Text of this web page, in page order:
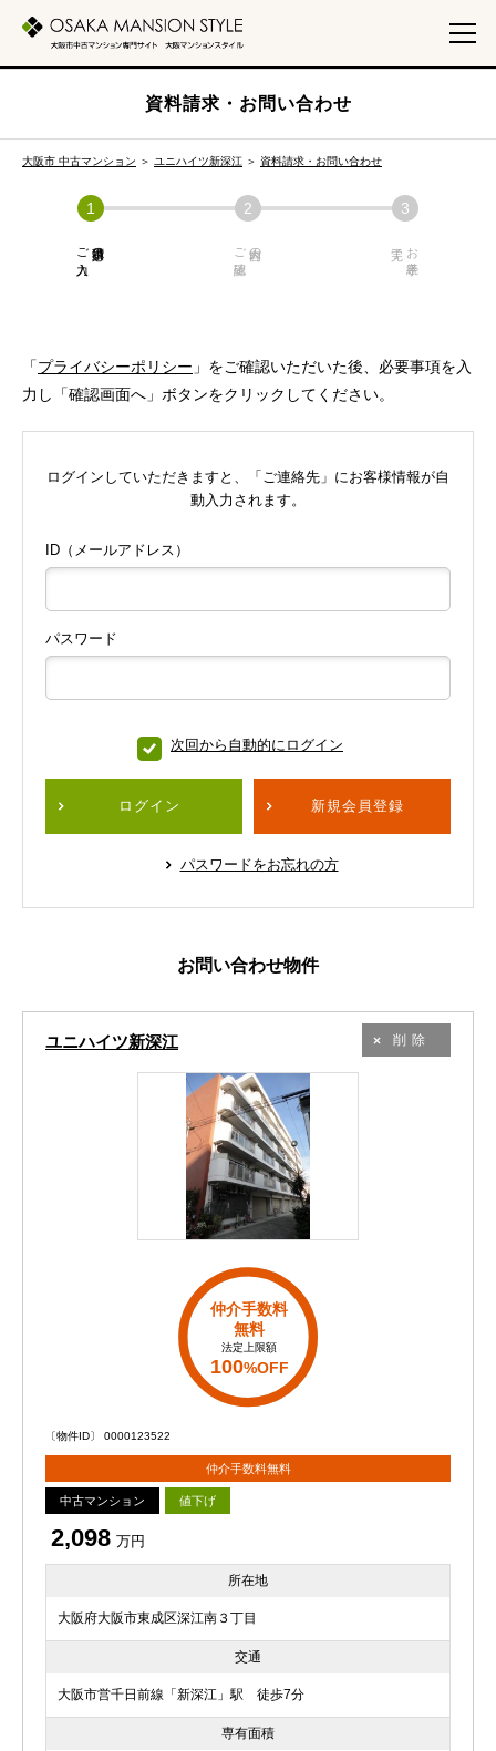
資料請求・お問い合わせ
大阪市 中古マンション ＞ ユニハイツ新深江 ＞ 資料請求・お問い合わせ
必須項目の
ご入力 内容の
ご確認 お手続き
「プライバシーポリシー 」をご確認いただいた後、必要事項を入
力し「確認画面へ」ボタンをクリックしてください。
ログインしていただきますと、「ご連絡先」にお客様情報が自
動入力されます。
ID（メールアドレス）
パスワード
次回から自動的にログイン
ログイン 新規会員登録
パスワードをお忘れの方
お問い合わせ物件
ユニハイツ新深江 削除
仲介手数料
無料
法定上限額
100%OFF
〔物件ID〕 0000123522
仲介手数料無料
中古マンション 値下げ
2,098 万円
所在地
大阪府大阪市東成区深江南３丁目
交通
大阪市営千日前線「新深江」駅 徒歩7分
専有面積